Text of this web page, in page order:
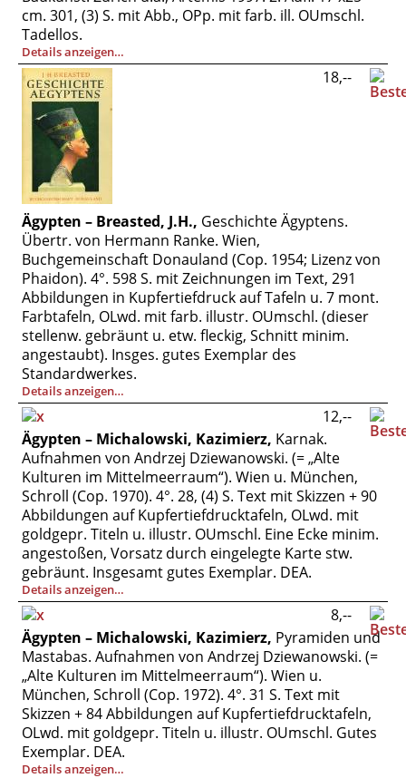
cm. 301, (3) S. mit Abb., OPp. mit farb. ill. OUmschl.
Tadellos.
Details anzeigen…
Ägypten – Breasted, J.H., Geschichte Ägyptens.
Übertr. von Hermann Ranke. Wien,
Buchgemeinschaft Donauland (Cop. 1954; Lizenz von
Phaidon). 4°. 598 S. mit Zeichnungen im Text, 291
Abbildungen in Kupfertiefdruck auf Tafeln u. 7 mont.
Farbtafeln, OLwd. mit farb. illustr. OUmschl. (dieser
stellenw. gebräunt u. etw. fleckig, Schnitt minim.
angestaubt). Insges. gutes Exemplar des
Standardwerkes.
Details anzeigen…
18,--
Ägypten – Michalowski, Kazimierz, Karnak.
Aufnahmen von Andrzej Dziewanowski. (= „Alte
Kulturen im Mittelmeerraum“). Wien u. München,
Schroll (Cop. 1970). 4°. 28, (4) S. Text mit Skizzen + 90
Abbildungen auf Kupfertiefdrucktafeln, OLwd. mit
goldgepr. Titeln u. illustr. OUmschl. Eine Ecke minim.
angestoßen, Vorsatz durch eingelegte Karte stw.
gebräunt. Insgesamt gutes Exemplar. DEA.
Details anzeigen…
12,--
Ägypten – Michalowski, Kazimierz, Pyramiden und
Mastabas. Aufnahmen von Andrzej Dziewanowski. (=
„Alte Kulturen im Mittelmeerraum“). Wien u.
München, Schroll (Cop. 1972). 4°. 31 S. Text mit
Skizzen + 84 Abbildungen auf Kupfertiefdrucktafeln,
OLwd. mit goldgepr. Titeln u. illustr. OUmschl. Gutes
Exemplar. DEA.
Details anzeigen…
8,--